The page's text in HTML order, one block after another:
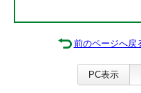
前のページへ戻
PC表示